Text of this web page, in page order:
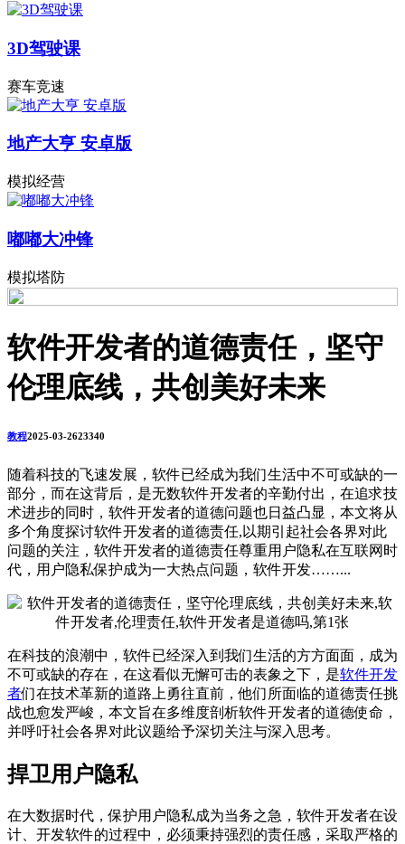
3D驾驶课
赛车竞速
地产大亨 安卓版
模拟经营
嘟嘟大冲锋
模拟塔防
软件开发者的道德责任，坚守
伦理底线，共创美好未来
教程2025-03-2623340
随着科技的飞速发展，软件已经成为我们生活中不可或缺的一
部分，而在这背后，是无数软件开发者的辛勤付出，在追求技
术进步的同时，软件开发者的道德问题也日益凸显，本文将从
多个角度探讨软件开发者的道德责任,以期引起社会各界对此
问题的关注，软件开发者的道德责任尊重用户隐私在互联网时
代，用户隐私保护成为一大热点问题，软件开发……...
在科技的浪潮中，软件已经深入到我们生活的方方面面，成为
不可或缺的存在，在这看似无懈可击的表象之下，是软件开发
者们在技术革新的道路上勇往直前，他们所面临的道德责任挑
战也愈发严峻，本文旨在多维度剖析软件开发者的道德使命，
并呼吁社会各界对此议题给予深切关注与深入思考。
捍卫用户隐私
在大数据时代，保护用户隐私成为当务之急，软件开发者在设
计、开发软件的过程中，必须秉持强烈的责任感，采取严格的